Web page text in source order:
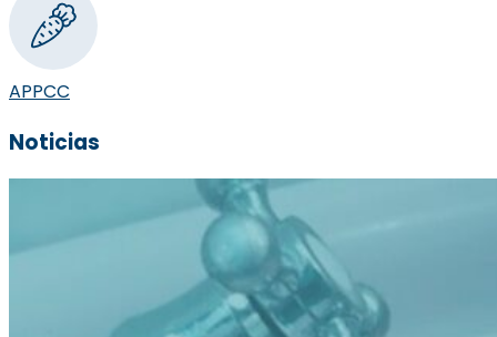
APPCC
Noticias